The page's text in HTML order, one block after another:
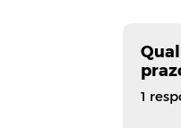
1